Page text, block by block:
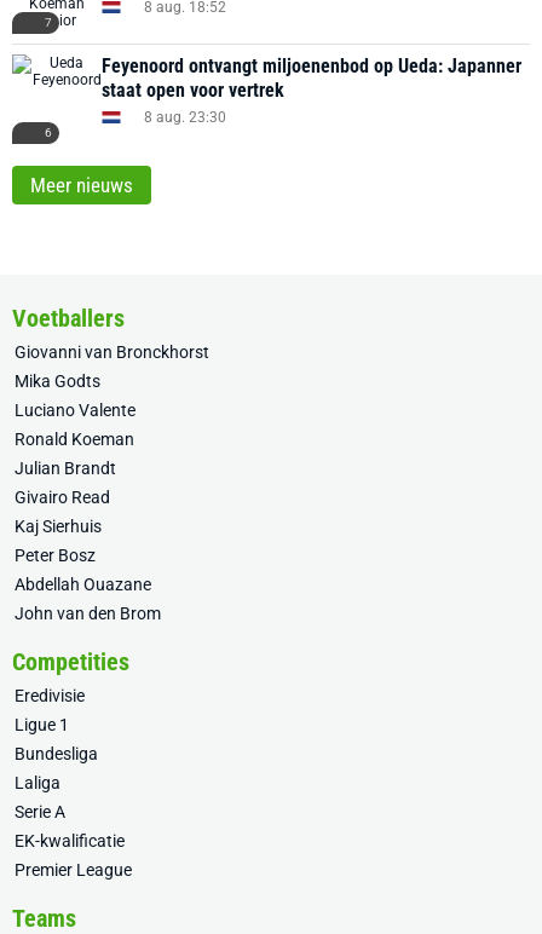
7
8 aug. 18:52
6
Feyenoord ontvangt miljoenenbod op Ueda: Japanner
staat open voor vertrek
8 aug. 23:30
Meer nieuws
Voetballers
Giovanni van Bronckhorst
Mika Godts
Luciano Valente
Ronald Koeman
Julian Brandt
Givairo Read
Kaj Sierhuis
Peter Bosz
Abdellah Ouazane
John van den Brom
Competities
Eredivisie
Ligue 1
Bundesliga
Laliga
Serie A
EK-kwalificatie
Premier League
Teams